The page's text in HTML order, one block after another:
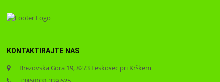
KONTAKTIRAJTE NAS
Brezovska Gora 19, 8273 Leskovec pri Krškem